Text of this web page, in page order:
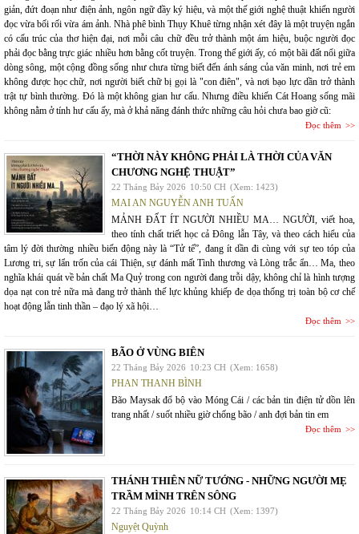
giản, đứt đoạn như điện ảnh, ngôn ngữ đầy ký hiệu, và một thế giới nghệ thuật khiến người
đọc vừa bối rối vừa ám ảnh. Nhà phê bình Thụy Khuê từng nhận xét đây là một truyện ngắn
có cấu trúc của thơ hiện đại, nơi mỗi câu chữ đều trở thành một ám hiệu, buộc người đọc
phải đọc bằng trực giác nhiều hơn bằng cốt truyện. Trong thế giới ấy, có một bãi đất nổi giữa
dòng sông, một cộng đồng sống như chưa từng biết đến ánh sáng của văn minh, nơi trẻ em
không được học chữ, nơi người biết chữ bị gọi là "con điên", và nơi bạo lực dần trở thành
trật tự bình thường. Đó là một không gian hư cấu. Nhưng điều khiến Cát Hoang sống mãi
không nằm ở tính hư cấu ấy, mà ở khả năng đánh thức những câu hỏi chưa bao giờ cũ:
Đọc thêm
“THỜI NÀY KHÔNG PHẢI LÀ THỜI CỦA VĂN
CHƯƠNG NGHỆ THUẬT”
22 Tháng Bảy 2026 10:50 CH (Xem: 1423)
MAI AN NGUYỄN ANH TUẤN
MẢNH ĐẤT ÍT NGƯỜI NHIỀU MA… NGƯỜI, viết hoa,
theo tính chất triết học cả Đông lẫn Tây, và theo cách hiểu của
tâm lý đời thường nhiều biến động này là “Tử tế”, đang ít dần đi cùng với sự teo tóp của
Lương tri, sự lẩn trốn của cái Thiện, sự đánh mất Tình thương và Lòng trắc ẩn… Ma, theo
nghĩa khái quát về bản chất Ma Quỷ trong con người đang trỗi dậy, không chỉ là hình tượng
dọa nạt con trẻ nữa mà đang trở thành thế lực khủng khiếp đe dọa thống trị toàn bộ cơ chế
hoạt động lẫn tinh thần – đạo lý xã hội…
Đọc thêm
BÃO Ở VÙNG BIÊN
22 Tháng Bảy 2026 10:23 CH (Xem: 1658)
PHAN THANH BÌNH
Bão Maysak đổ bộ vào Móng Cái / các bản tin điện tử dồn lên
trang nhất / suốt nhiều giờ chống bão / anh đợi bản tin em
Đọc thêm
THÁNH THIÊN NỮ TƯỚNG - NHỮNG NGƯỜI MẸ
TRẦM MÌNH TRÊN SÔNG
22 Tháng Bảy 2026 10:14 CH (Xem: 1397)
Nguyệt Quỳnh